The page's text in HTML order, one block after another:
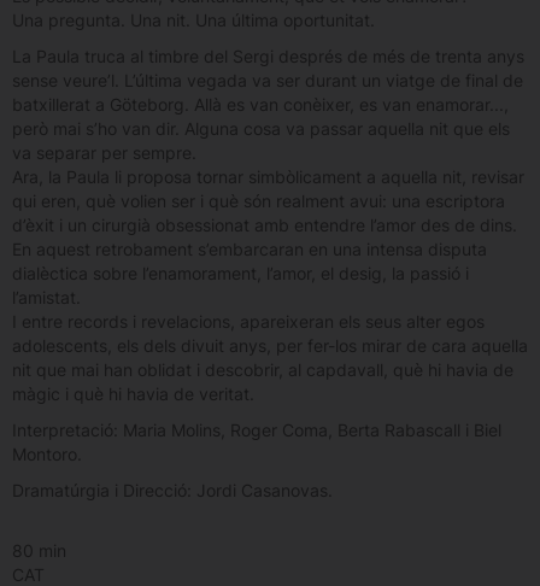
Una pregunta. Una nit. Una última oportunitat.
La Paula truca al timbre del Sergi després de més de trenta anys
sense veure’l. L’última vegada va ser durant un viatge de final de
batxillerat a Göteborg. Allà es van conèixer, es van enamorar...,
però mai s’ho van dir. Alguna cosa va passar aquella nit que els
va separar per sempre.
Ara, la Paula li proposa tornar simbòlicament a aquella nit, revisar
qui eren, què volien ser i què són realment avui: una escriptora
d’èxit i un cirurgià obsessionat amb entendre l’amor des de dins.
En aquest retrobament s’embarcaran en una intensa disputa
dialèctica sobre l’enamorament, l’amor, el desig, la passió i
l’amistat.
I entre records i revelacions, apareixeran els seus alter egos
adolescents, els dels divuit anys, per fer-los mirar de cara aquella
nit que mai han oblidat i descobrir, al capdavall, què hi havia de
màgic i què hi havia de veritat.
Interpretació: Maria Molins, Roger Coma, Berta Rabascall i Biel
Montoro.
Dramatúrgia i Direcció: Jordi Casanovas.
80 min
CAT